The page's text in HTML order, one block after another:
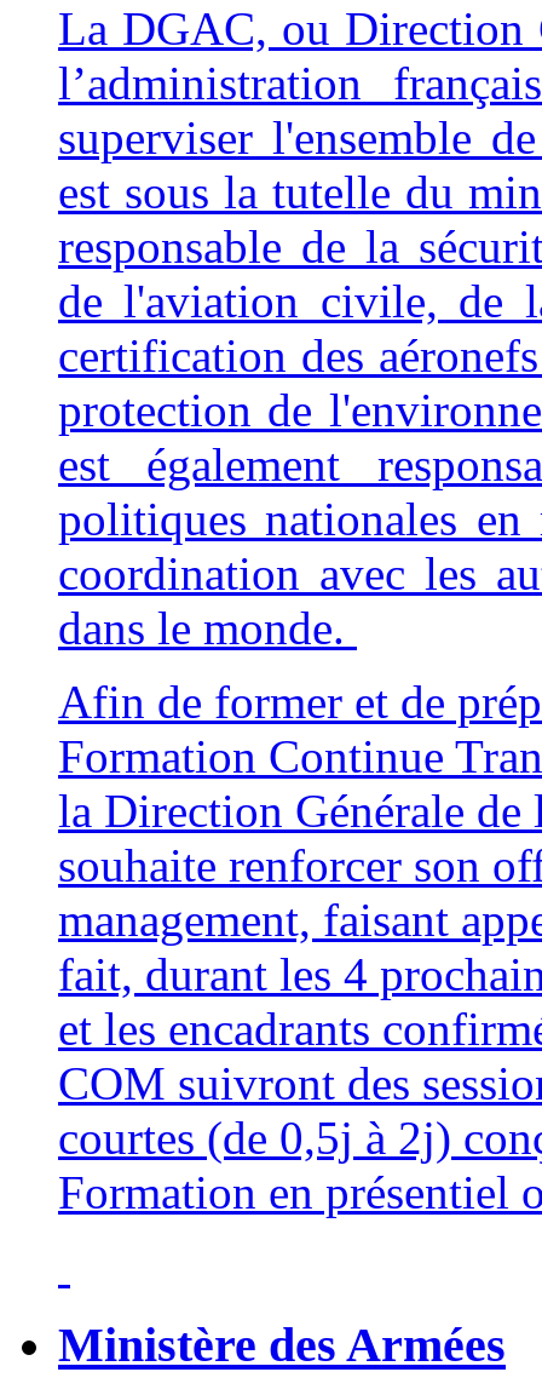
La DGAC, ou Direction
l’administration
superviser l'ensemble
est sous la tutelle du
responsable de la
de l'aviation civile, de
certification des
protection de
est également
politiques nationales
coordination avec les
dans le monde.
Afin de former et de
Formation Continue
la Direction Générale
souhaite renforcer son
management, faisant
fait, durant les 4
et les encadrants
COM suivront des
courtes (de 0,5j à 2j)
Formation en présentiel
Ministère des Armées